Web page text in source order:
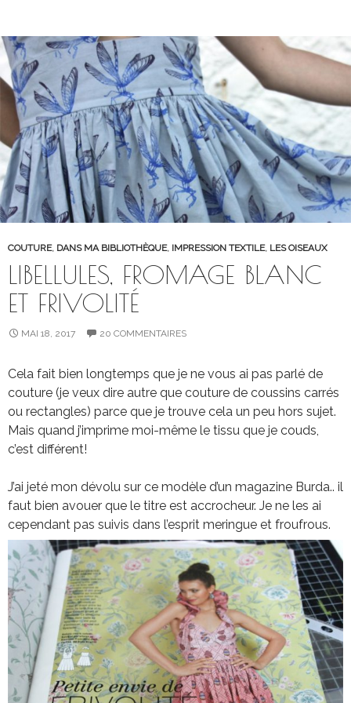
COUTURE, DANS MA BIBLIOTHÈQUE, IMPRESSION TEXTILE, LES OISEAUX
LIBELLULES, FROMAGE BLANC
ET FRIVOLITÉ
MAI 18, 2017 20 COMMENTAIRES
Cela fait bien longtemps que je ne vous ai pas parlé de
couture (je veux dire autre que couture de coussins carrés
ou rectangles) parce que je trouve cela un peu hors sujet.
Mais quand j’imprime moi-même le tissu que je couds,
c’est différent!
J’ai jeté mon dévolu sur ce modèle d’un magazine Burda.. il
faut bien avouer que le titre est accrocheur. Je ne les ai
cependant pas suivis dans l’esprit meringue et froufrous.